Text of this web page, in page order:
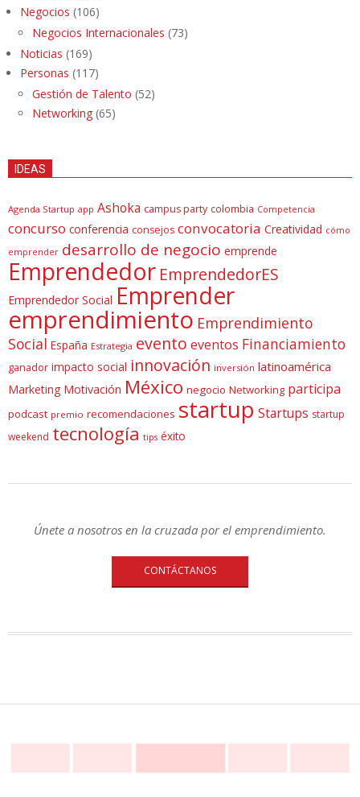
Negocios (106)
Negocios Internacionales (73)
Noticias (169)
Personas (117)
Gestión de Talento (52)
Networking (65)
IDEAS
Agenda Startup app Ashoka campus party colombia Competencia
concurso conferencia consejos convocatoria Creatividad cómo
emprender desarrollo de negocio emprende
Emprendedor EmprendedorES
Emprendedor Social Emprender
emprendimiento Emprendimiento
Social España Estrategia evento eventos Financiamiento
ganador impacto social innovación inversión latinoamérica
Marketing Motivación México negocio Networking participa
podcast premio recomendaciones startup Startups startup
weekend tecnología tips éxito
Únete a nosotros en la cruzada por el emprendimiento.
CONTÁCTANOS